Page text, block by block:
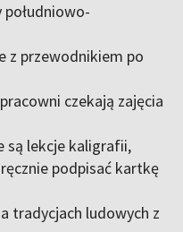
południowo-
z przewodnikiem po
czekają zajęcia
są lekcje kaligrafii,
podpisać kartkę
tradycjach ludowych z